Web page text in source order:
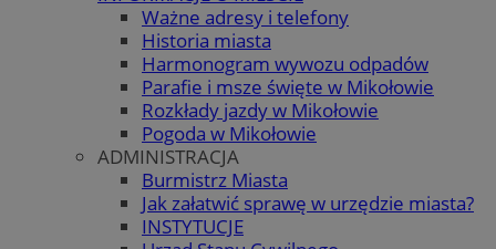
Ważne adresy i telefony
Historia miasta
Harmonogram wywozu odpadów
Parafie i msze święte w Mikołowie
Rozkłady jazdy w Mikołowie
Pogoda w Mikołowie
ADMINISTRACJA
Burmistrz Miasta
Jak załatwić sprawę w urzędzie miasta?
INSTYTUCJE